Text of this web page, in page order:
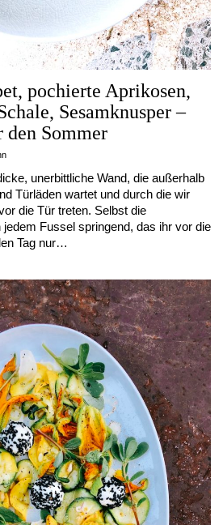
pochierte Aprikosen,
Sesamknusper –
den Sommer
unerbittliche Wand, die außerhalb
Türläden wartet und durch die wir
die Tür treten. Selbst die
Fussel springend, das ihr vor die
Tag nur…